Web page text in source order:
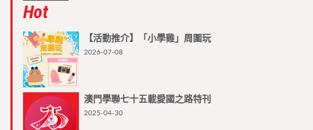
Hot
【活動推介】「小學雞」周圍玩
2026-07-08
澳門學聯七十五載愛國之路特刊
2025-04-30